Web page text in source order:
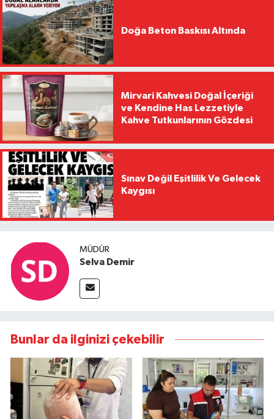
Doğa Beton Baskısı Altında
Mirvari Kahvesi Doğal İçeriği
ve Kendine Has Lezzetiyle
Kahve Tutkunlarının Gözdesi
Sınav Değil Eşitlilik Ve Gelecek
Kaygısı
MÜDÜR
Selva Demir
Bunlar da ilginizi çekebilir